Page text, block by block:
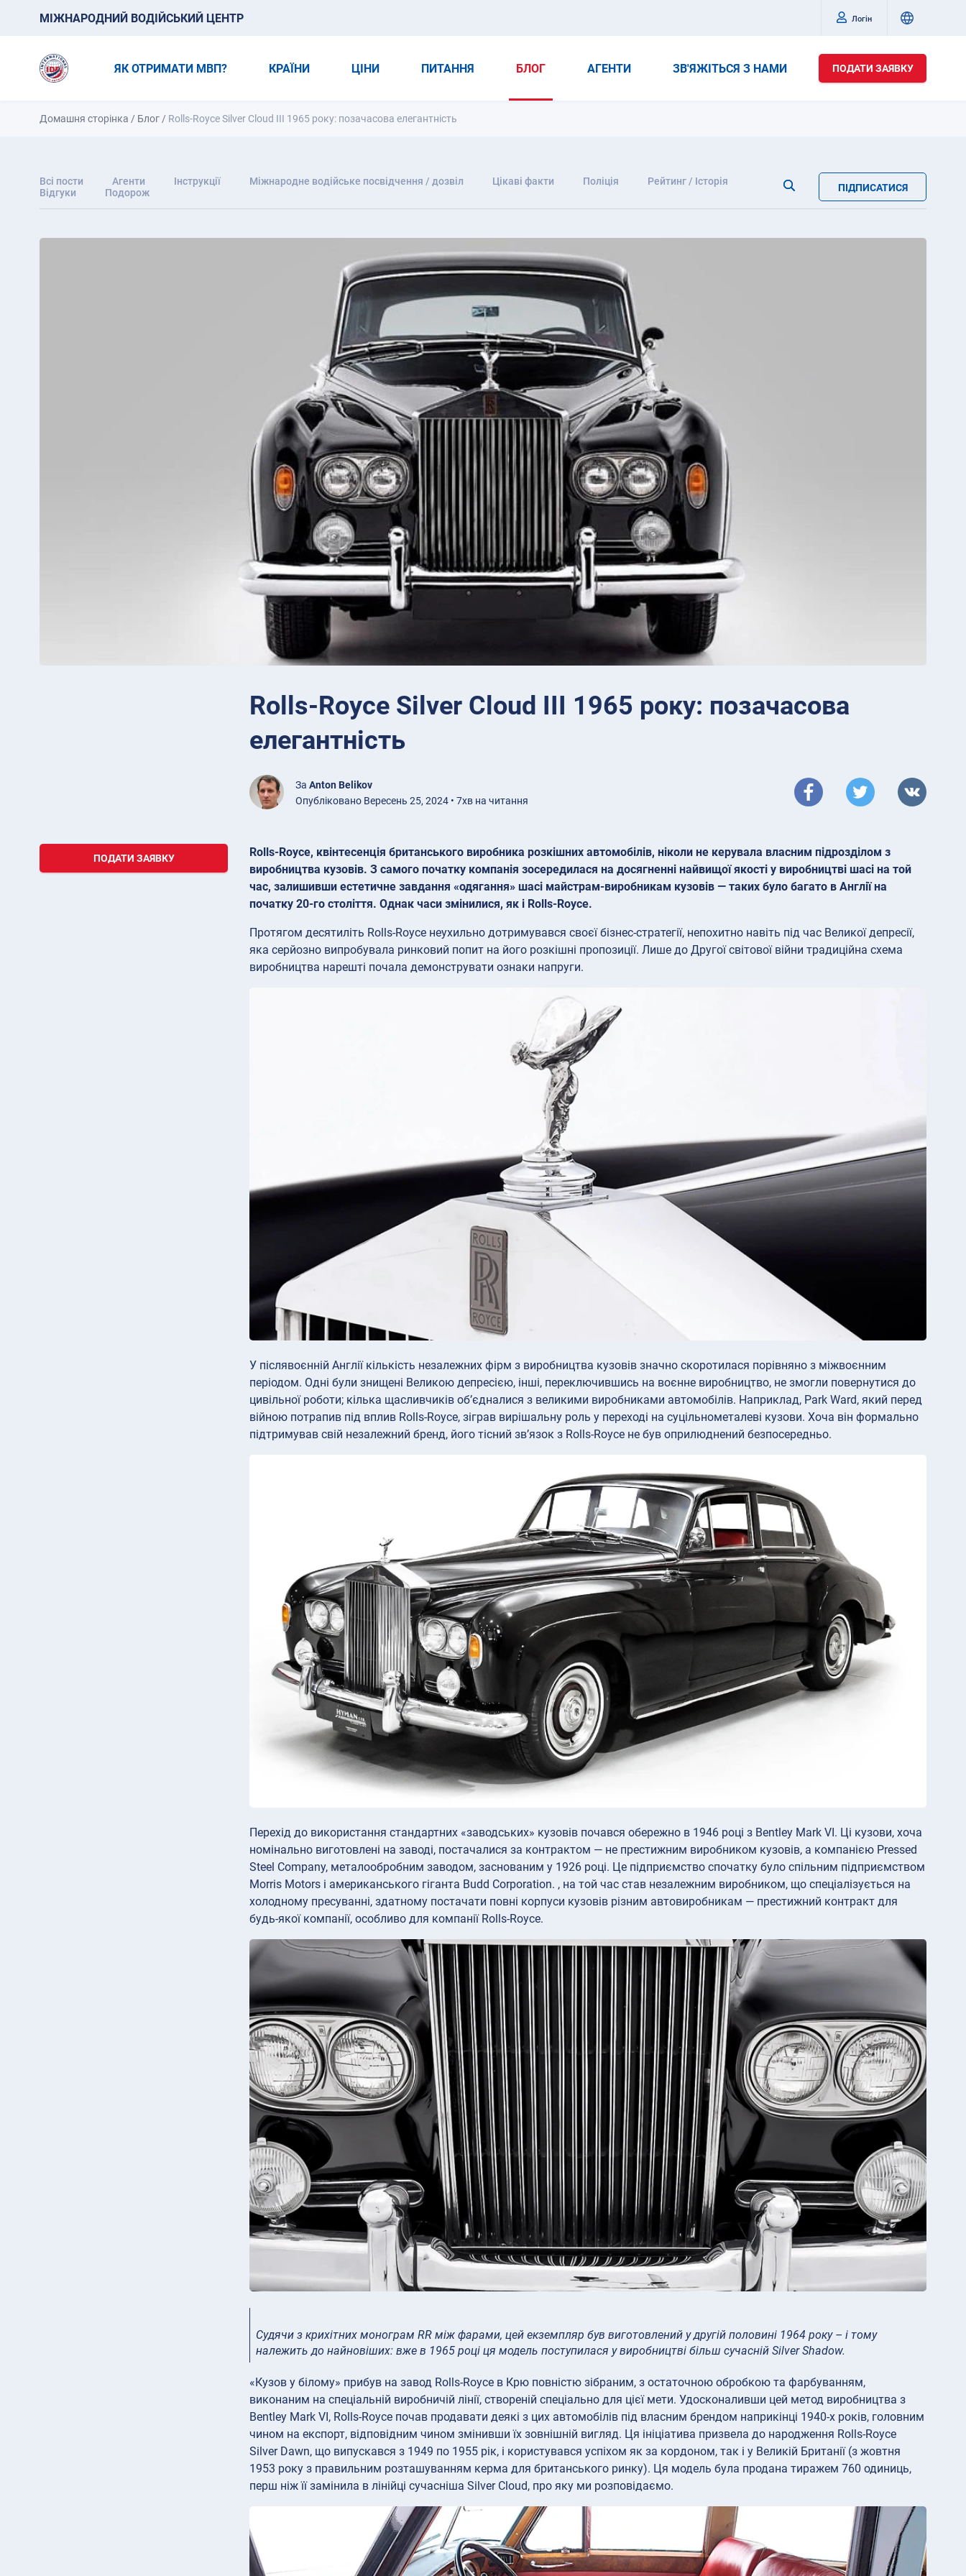
МІЖНАРОДНИЙ ВОДІЙСЬКИЙ ЦЕНТР Логін
ЯК ОТРИМАТИ МВП? КРАЇНИ ЦІНИ ПИТАННЯ БЛОГ АГЕНТИ ЗВ'ЯЖІТЬСЯ З НАМИ ПОДАТИ ЗАЯВКУ
Домашня сторінка / Блог / Rolls-Royce Silver Cloud III 1965 року: позачасова елегантність
Всі пости Агенти Інструкції Міжнародне водійське посвідчення / дозвіл Цікаві факти Поліція
Рейтинг / Історія
Відгуки
Подорож ПІДПИСАТИСЯ
Rolls-Royce Silver Cloud III 1965 року: позачасова
елегантність
За Anton Belikov
Опубліковано Вересень 25, 2024 • 7хв на читання
ПОДАТИ ЗАЯВКУ
Rolls-Royce, квінтесенція британського виробника розкішних автомобілів, ніколи не керувала власним підрозділом з
виробництва кузовів. З самого початку компанія зосередилася на досягненні найвищої якості у виробництві шасі на той
час, залишивши естетичне завдання «одягання» шасі майстрам-виробникам кузовів — таких було багато в Англії на
початку 20-го століття. Однак часи змінилися, як і Rolls-Royce.
Протягом десятиліть Rolls-Royce неухильно дотримувався своєї бізнес-стратегії, непохитно навіть під час Великої депресії,
яка серйозно випробувала ринковий попит на його розкішні пропозиції. Лише до Другої світової війни традиційна схема
виробництва нарешті почала демонструвати ознаки напруги.
У післявоєнній Англії кількість незалежних фірм з виробництва кузовів значно скоротилася порівняно з міжвоєнним
періодом. Одні були знищені Великою депресією, інші, переключившись на воєнне виробництво, не змогли повернутися до
цивільної роботи; кілька щасливчиків об’єдналися з великими виробниками автомобілів. Наприклад, Park Ward, який перед
війною потрапив під вплив Rolls-Royce, зіграв вирішальну роль у переході на суцільнометалеві кузови. Хоча він формально
підтримував свій незалежний бренд, його тісний зв’язок з Rolls-Royce не був оприлюднений безпосередньо.
Перехід до використання стандартних «заводських» кузовів почався обережно в 1946 році з Bentley Mark VI. Ці кузови, хоча
номінально виготовлені на заводі, постачалися за контрактом — не престижним виробником кузовів, а компанією Pressed
Steel Company, металообробним заводом, заснованим у 1926 році. Це підприємство спочатку було спільним підприємством
Morris Motors і американського гіганта Budd Corporation. , на той час став незалежним виробником, що спеціалізується на
холодному пресуванні, здатному постачати повні корпуси кузовів різним автовиробникам — престижний контракт для
будь-якої компанії, особливо для компанії Rolls-Royce.
Судячи з крихітних монограм RR між фарами, цей екземпляр був виготовлений у другій половині 1964 року – і тому
належить до найновіших: вже в 1965 році ця модель поступилася у виробництві більш сучасній Silver Shadow.
«Кузов у ​​білому» прибув на завод Rolls-Royce в Крю повністю зібраним, з остаточною обробкою та фарбуванням,
виконаним на спеціальній виробничій лінії, створеній спеціально для цієї мети. Удосконаливши цей метод виробництва з
Bentley Mark VI, Rolls-Royce почав продавати деякі з цих автомобілів під власним брендом наприкінці 1940-х років, головним
чином на експорт, відповідним чином змінивши їх зовнішній вигляд. Ця ініціатива призвела до народження Rolls-Royce
Silver Dawn, що випускався з 1949 по 1955 рік, і користувався успіхом як за кордоном, так і у Великій Британії (з жовтня
1953 року з правильним розташуванням керма для британського ринку). Ця модель була продана тиражем 760 одиниць,
перш ніж її замінила в лінійці сучасніша Silver Cloud, про яку ми розповідаємо.